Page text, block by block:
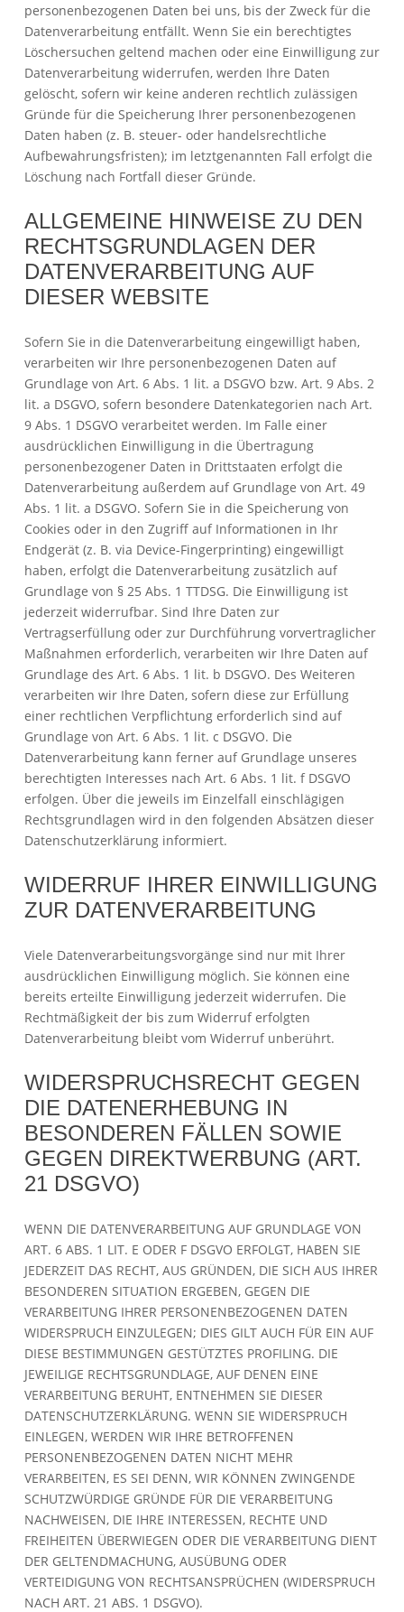
personenbezogenen Daten bei uns, bis der Zweck für die
Datenverarbeitung entfällt. Wenn Sie ein berechtigtes
Löschersuchen geltend machen oder eine Einwilligung zur
Datenverarbeitung widerrufen, werden Ihre Daten
gelöscht, sofern wir keine anderen rechtlich zulässigen
Gründe für die Speicherung Ihrer personenbezogenen
Daten haben (z. B. steuer- oder handelsrechtliche
Aufbewahrungsfristen); im letztgenannten Fall erfolgt die
Löschung nach Fortfall dieser Gründe.
ALLGEMEINE HINWEISE ZU DEN
RECHTSGRUNDLAGEN DER
DATENVERARBEITUNG AUF
DIESER WEBSITE
Sofern Sie in die Datenverarbeitung eingewilligt haben,
verarbeiten wir Ihre personenbezogenen Daten auf
Grundlage von Art. 6 Abs. 1 lit. a DSGVO bzw. Art. 9 Abs. 2
lit. a DSGVO, sofern besondere Datenkategorien nach Art.
9 Abs. 1 DSGVO verarbeitet werden. Im Falle einer
ausdrücklichen Einwilligung in die Übertragung
personenbezogener Daten in Drittstaaten erfolgt die
Datenverarbeitung außerdem auf Grundlage von Art. 49
Abs. 1 lit. a DSGVO. Sofern Sie in die Speicherung von
Cookies oder in den Zugriff auf Informationen in Ihr
Endgerät (z. B. via Device-Fingerprinting) eingewilligt
haben, erfolgt die Datenverarbeitung zusätzlich auf
Grundlage von § 25 Abs. 1 TTDSG. Die Einwilligung ist
jederzeit widerrufbar. Sind Ihre Daten zur
Vertragserfüllung oder zur Durchführung vorvertraglicher
Maßnahmen erforderlich, verarbeiten wir Ihre Daten auf
Grundlage des Art. 6 Abs. 1 lit. b DSGVO. Des Weiteren
verarbeiten wir Ihre Daten, sofern diese zur Erfüllung
einer rechtlichen Verpflichtung erforderlich sind auf
Grundlage von Art. 6 Abs. 1 lit. c DSGVO. Die
Datenverarbeitung kann ferner auf Grundlage unseres
berechtigten Interesses nach Art. 6 Abs. 1 lit. f DSGVO
erfolgen. Über die jeweils im Einzelfall einschlägigen
Rechtsgrundlagen wird in den folgenden Absätzen dieser
Datenschutzerklärung informiert.
WIDERRUF IHRER EINWILLIGUNG
ZUR DATENVERARBEITUNG
Viele Datenverarbeitungsvorgänge sind nur mit Ihrer
ausdrücklichen Einwilligung möglich. Sie können eine
bereits erteilte Einwilligung jederzeit widerrufen. Die
Rechtmäßigkeit der bis zum Widerruf erfolgten
Datenverarbeitung bleibt vom Widerruf unberührt.
WIDERSPRUCHSRECHT GEGEN
DIE DATENERHEBUNG IN
BESONDEREN FÄLLEN SOWIE
GEGEN DIREKTWERBUNG (ART.
21 DSGVO)
WENN DIE DATENVERARBEITUNG AUF GRUNDLAGE VON
ART. 6 ABS. 1 LIT. E ODER F DSGVO ERFOLGT, HABEN SIE
JEDERZEIT DAS RECHT, AUS GRÜNDEN, DIE SICH AUS IHRER
BESONDEREN SITUATION ERGEBEN, GEGEN DIE
VERARBEITUNG IHRER PERSONENBEZOGENEN DATEN
WIDERSPRUCH EINZULEGEN; DIES GILT AUCH FÜR EIN AUF
DIESE BESTIMMUNGEN GESTÜTZTES PROFILING. DIE
JEWEILIGE RECHTSGRUNDLAGE, AUF DENEN EINE
VERARBEITUNG BERUHT, ENTNEHMEN SIE DIESER
DATENSCHUTZERKLÄRUNG. WENN SIE WIDERSPRUCH
EINLEGEN, WERDEN WIR IHRE BETROFFENEN
PERSONENBEZOGENEN DATEN NICHT MEHR
VERARBEITEN, ES SEI DENN, WIR KÖNNEN ZWINGENDE
SCHUTZWÜRDIGE GRÜNDE FÜR DIE VERARBEITUNG
NACHWEISEN, DIE IHRE INTERESSEN, RECHTE UND
FREIHEITEN ÜBERWIEGEN ODER DIE VERARBEITUNG DIENT
DER GELTENDMACHUNG, AUSÜBUNG ODER
VERTEIDIGUNG VON RECHTSANSPRÜCHEN (WIDERSPRUCH
NACH ART. 21 ABS. 1 DSGVO).